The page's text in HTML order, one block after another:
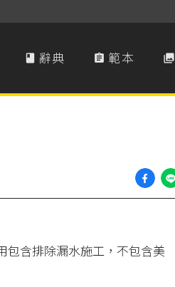
 辭典  範本 
包含排除漏水施工，不包含美